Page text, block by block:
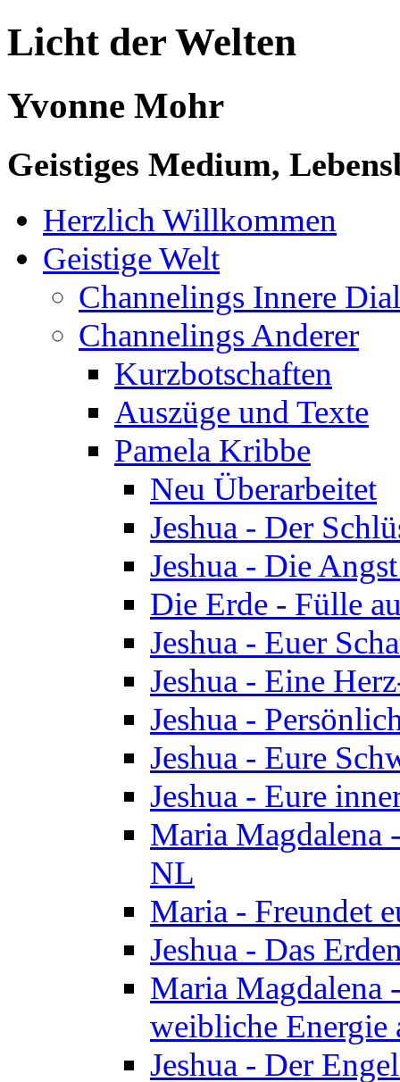
Licht der Welten
Yvonne Mohr
Geistiges Medium,
Herzlich Willkommen
Geistige Welt
Channelings Innere
Channelings Anderer
Kurzbotschaften
Auszüge und Texte
Pamela Kribbe
Neu Überarbeitet
Jeshua - Der
Jeshua - Die
Die Erde - Fülle
Jeshua - Euer
Jeshua - Eine
Jeshua -
Jeshua - Eure
Jeshua - Eure
Maria Magdalena
NL
Maria - Freundet
Jeshua - Das
Maria Magdalena
weibliche Energie
Jeshua - Der